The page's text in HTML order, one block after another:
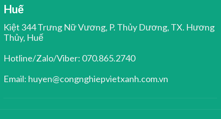
Huế
Kiệt 344 Trưng Nữ Vương, P. Thủy Dương, TX. Hương
Thủy, Huế
Hotline/Zalo/Viber: 070.865.2740
Email: huyen@congnghiepvietxanh.com.vn